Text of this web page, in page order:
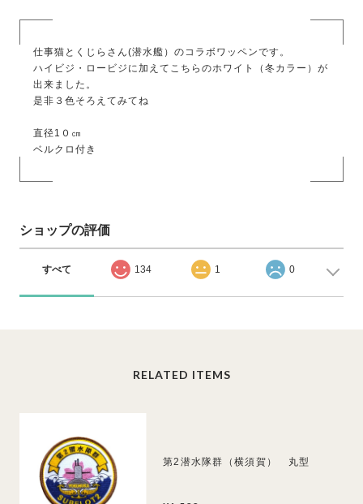
仕事猫とくじらさん(潜水艦）のコラボワッペンです。
ハイビジ・ロービジに加えてこちらのホワイト（冬カラー）が
出来ました。
是非３色そろえてみてね
直径1０㎝
ベルクロ付き
ショップの評価
すべて 134 1 0
RELATED ITEMS
第2潜水隊群（横須賀） 丸型